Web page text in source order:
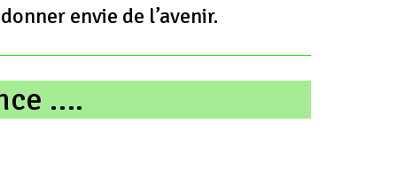
envie de l’avenir.
….